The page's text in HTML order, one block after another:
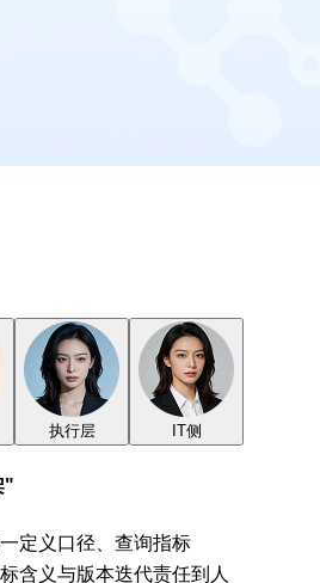
执行层 IT侧
"
定义口径、查询指标
含义与版本迭代责任到人